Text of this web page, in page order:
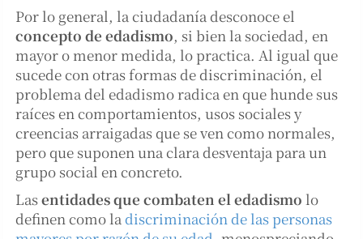
Por lo general, la ciudadanía desconoce el
concepto de edadismo, si bien la sociedad, en
mayor o menor medida, lo practica. Al igual que
sucede con otras formas de discriminación, el
problema del edadismo radica en que hunde sus
raíces en comportamientos, usos sociales y
creencias arraigadas que se ven como normales,
pero que suponen una clara desventaja para un
grupo social en concreto.
Lasentidades que combaten el edadismo lo
definen como ladiscriminación de las personas